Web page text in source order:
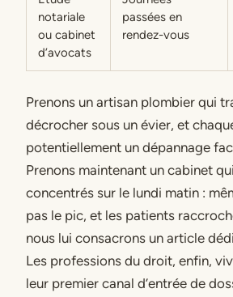
notariale
ou cabinet
d’avocats
passées en
rendez-vous
Prenons un artisan plombier qui
décrocher sous un évier, et
potentiellement un dépannage
Prenons maintenant un cabinet
concentrés sur le lundi matin :
pas le pic, et les patients
nous lui consacrons un article
Les professions du droit, enfin,
leur premier canal d’entrée de